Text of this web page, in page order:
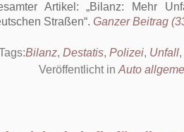
Artikel: Bilanz: Mehr
Straßen . Ganzer Beitrag
Bilanz, Destatis, Polizei, Unfall,
Veröffentlicht in Auto